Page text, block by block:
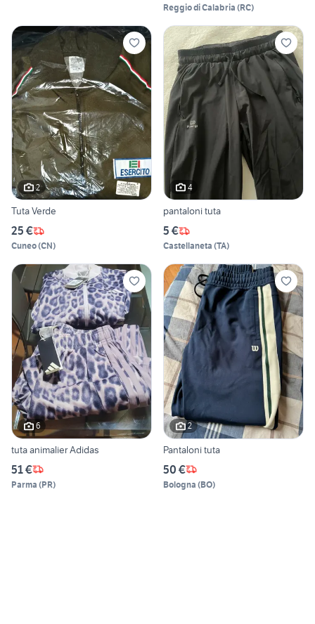
Reggio di Calabria (RC)
2
Tuta Verde
25 €
Cuneo(CN)
4
pantaloni tuta
5 €
Castellaneta (TA)
6
tuta animalier Adidas
51 €
Parma (PR)
2
Pantaloni tuta
50 €
Bologna (BO)